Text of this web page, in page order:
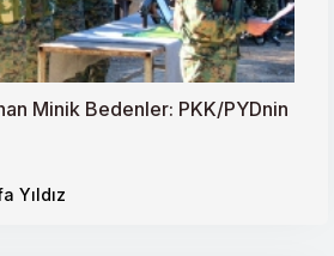
Minik Bedenler: PKK/PYDnin
Yıldız